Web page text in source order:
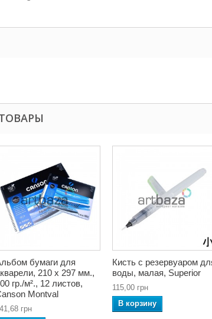
бумаги для
210 x 297 мм.,
гр./м²., 12 листов,
Montval
грн
Кисть с резервуаром
воды, малая, Superior
115,00 грн
В корзину